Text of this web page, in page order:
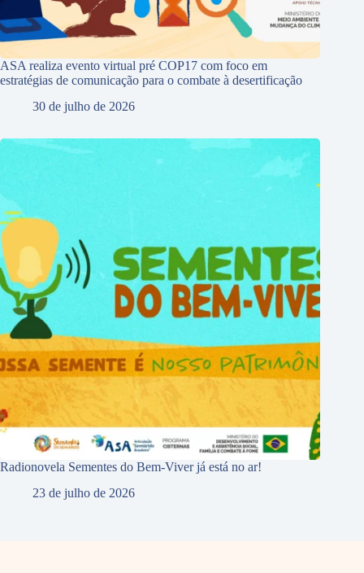
ASA realiza evento virtual pré COP17 com foco em
estratégias de comunicação para o combate à desertificação
30 de julho de 2026
Radionovela Sementes do Bem-Viver já está no ar!
23 de julho de 2026